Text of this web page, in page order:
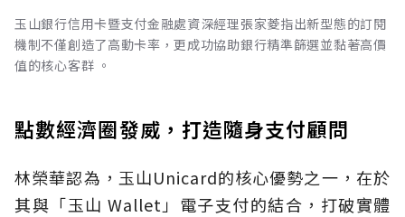
玉山銀行信用卡暨支付金融處資深經理張家菱指出新型態的訂閱
機制不僅創造了高動卡率，更成功協助銀行精準篩選並黏著高價
值的核心客群 。
點數經濟圈發威，打造隨身支付顧問
林榮華認為，玉山Unicard的核心優勢之一，在於
其與「玉山 Wallet」電子支付的結合，打破實體